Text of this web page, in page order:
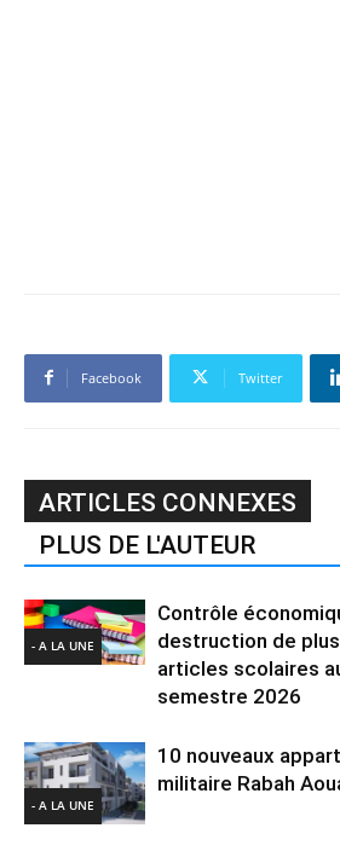
Facebook Twitter
ARTICLES CONNEXES
PLUS DE L'AUTEUR
- A LA UNE
Contrôle
destruction de
articles scolaires
semestre 2026
- A LA UNE
10 nouveaux
militaire Rabah